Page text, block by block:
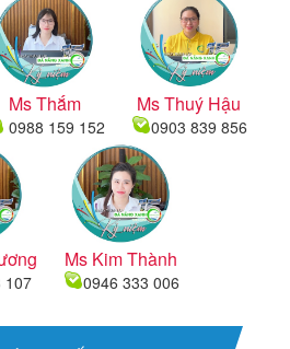
Ms Thắm
0988 159 152
Ms Thuý Hậu
0903 839 856
107
Ms Kim Thành
0946 333 006